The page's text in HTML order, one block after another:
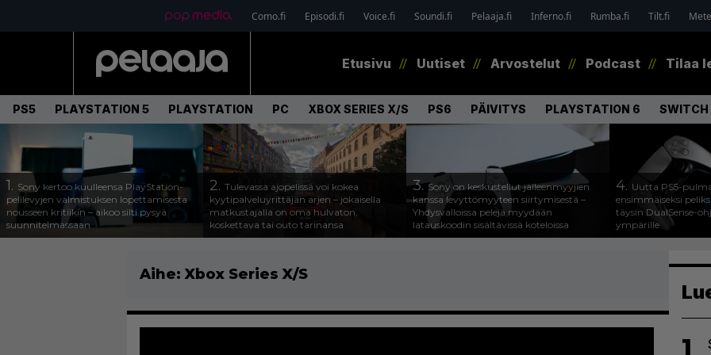
Como.fi Episodi.fi Voice.fi Soundi.fi Pelaaja.fi Inferno.fi Rumba.fi Tilt.fi
Etusivu Uutiset Arvostelut Podcast Tilaa
PS5 PLAYSTATION 5 PLAYSTATION PC XBOX SERIES X/S PS6 PÄIVITYS PLAYSTATION 6 SWITCH
1. Sony kertoo kuulleensa PlayStation-
pelilevyjen valmistuksen lopettamisesta
nousseen kritiikin – aikoo silti pysyä
suunnitelmassaan
2. Tulevassa ajopelissä voi kokea
kyytipalveluyrittäjän arjen – jokaisella
matkustajalla on oma hulvaton,
koskettava tai outo tarinansa
3.Sony on keskustellut jälleenmyyjien
kanssa levyttömyyteen siirtymisestä –
Yhdysvalloissa pelejä myydään
latauskoodin sisältävissä koteloissa
4. Uutta PS5-
ensimmäiseksi
täysin DualSense-
ympärille
Aihe: Xbox Series X/S
1